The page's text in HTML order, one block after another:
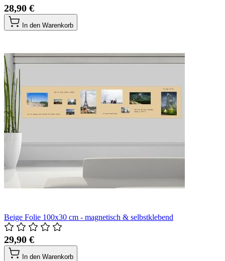
28,90 €
In den Warenkorb
Beige Folie 100x30 cm - magnetisch & selbstklebend
29,90 €
In den Warenkorb